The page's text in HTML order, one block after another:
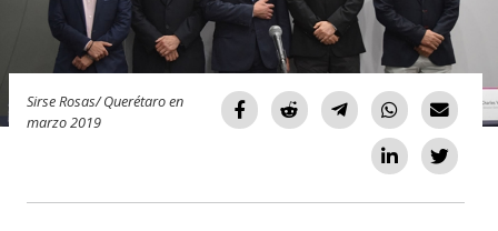
Sirse Rosas/ Querétaro en
marzo 2019